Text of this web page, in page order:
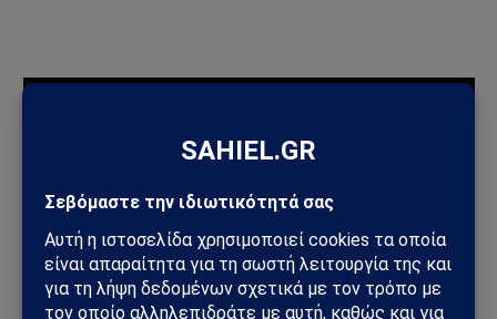
Ηλεκτρική διασύνδεση Ελλάδας–Κύπρου: Η Meridiam παίρνει
γεωπολιτικό παιχνίδι
Σαουδική Αραβία – Υεμένη: Το Ριάντ προετοιμάζει μεγάλη
στρατιωτική επιχείρηση – Στο επίκεντρο Ερυθρά Θάλασσα και
Bab al-Mandab